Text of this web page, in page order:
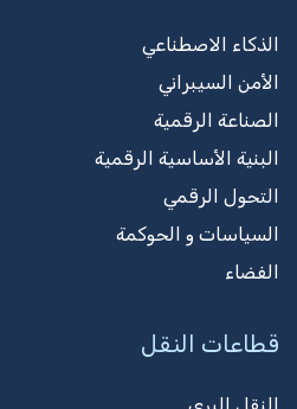
الذكاء الاصطناعي
الأمن السيبراني
الصناعة الرقمية
البنية الأساسية الرقمية
التحول الرقمي
السياسات و الحوكمة
الفضاء
قطاعات النقل